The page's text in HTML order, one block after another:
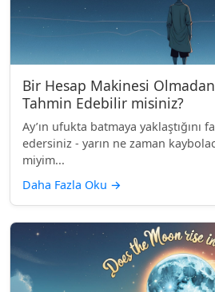
Bir Hesap Makinesi Olmadan
Tahmin Edebilir misiniz?
Ay’ın ufukta batmaya yaklaştığını
edersiniz - yarın ne zaman
miyim...
Daha Fazla Oku →